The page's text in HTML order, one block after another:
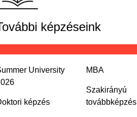
képzéseink
University
képzés
MBA
Szakirányú
továbbképzés